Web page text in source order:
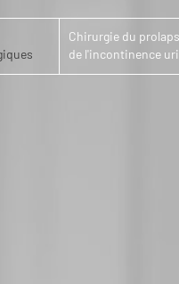
Chirurgie du
de l'incontinence